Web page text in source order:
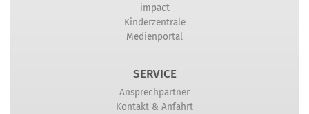
impact
Kinderzentrale
Medienportal
SERVICE
Ansprechpartner
Kontakt & Anfahrt